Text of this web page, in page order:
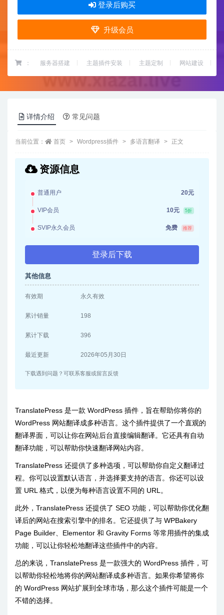
登录后购买
升级会员
： 服务器搭建 主题插件安装 主题定制 网站建设
详情介绍 常见问题
当前位置： 首页 Wordpress插件 多语言翻译 正文
资源信息
普通用户 20元
VIP会员 10元 5折
SVIP永久会员 免费 推荐
登录后下载
其他信息
有效期 永久有效
累计销量 198
累计下载 396
最近更新 2026年05月30日
下载遇到问题？可联系客服或留言反馈
TranslatePress 是一款 WordPress 插件，旨在帮助你将你的
WordPress 网站翻译成多种语言。这个插件提供了一个直观的
翻译界面，可以让你在网站后台直接编辑翻译。它还具有自动
翻译功能，可以帮助你快速翻译网站内容。
TranslatePress 还提供了多种选项，可以帮助你自定义翻译过
程。你可以设置默认语言，并选择要支持的语言。你还可以设
置 URL 格式，以便为每种语言设置不同的 URL。
此外，TranslatePress 还提供了 SEO 功能，可以帮助你优化翻
译后的网站在搜索引擎中的排名。它还提供了与 WPBakery
Page Builder、Elementor 和 Gravity Forms 等常用插件的集成
功能，可以让你轻松地翻译这些插件中的内容。
总的来说，TranslatePress 是一款强大的 WordPress 插件，可
以帮助你轻松地将你的网站翻译成多种语言。如果你希望将你
的 WordPress 网站扩展到全球市场，那么这个插件可能是一个
不错的选择。